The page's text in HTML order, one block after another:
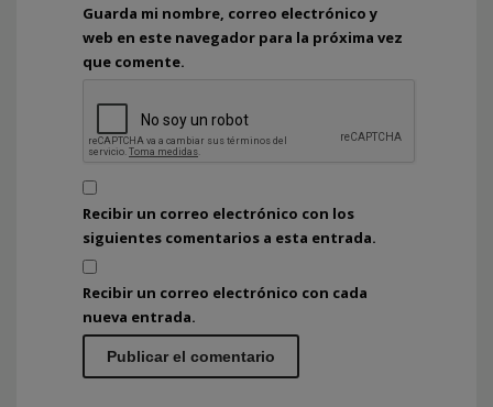
Guarda mi nombre, correo electrónico y
web en este navegador para la próxima vez
que comente.
Recibir un correo electrónico con los
siguientes comentarios a esta entrada.
Recibir un correo electrónico con cada
nueva entrada.